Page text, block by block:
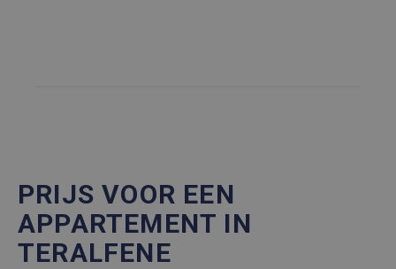
PRIJS VOOR EEN
APPARTEMENT IN
TERALFENE